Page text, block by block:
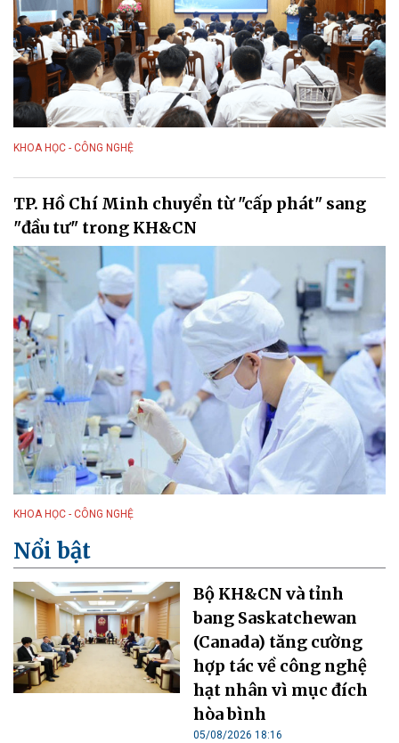
KHOA HỌC - CÔNG NGHỆ
TP. Hồ Chí Minh chuyển từ "cấp phát" sang
"đầu tư" trong KH&CN
KHOA HỌC - CÔNG NGHỆ
Nổi bật
Bộ KH&CN và tỉnh
bang Saskatchewan
(Canada) tăng cường
hợp tác về công nghệ
hạt nhân vì mục đích
hòa bình
05/08/2026 18:16